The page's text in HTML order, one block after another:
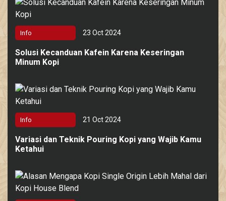
Info 23 Oct 2024
Solusi Kecanduan Kafein Karena Keseringan
Minum Kopi
Info 21 Oct 2024
Variasi dan Teknik Pouring Kopi yang Wajib Kamu
Ketahui